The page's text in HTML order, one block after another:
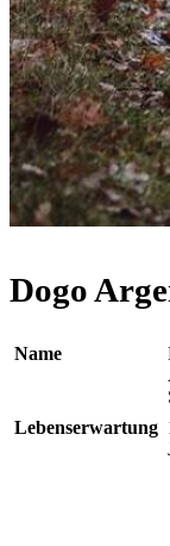
Dogo
Name
Lebenserwartung